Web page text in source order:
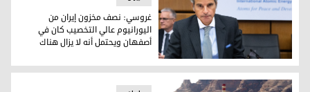
غروسي: نصف مخزون إيران من اليورانيوم عالي التخصيب كان
غروسي: نصف مخزون إيران من
اليورانيوم عالي التخصيب كان في
أصفهان ويحتمل أنه لا يزال هناك